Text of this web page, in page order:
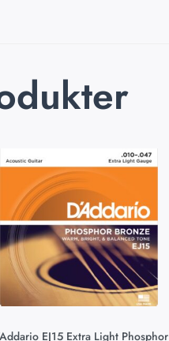
EJ15 Extra Light Phosphor